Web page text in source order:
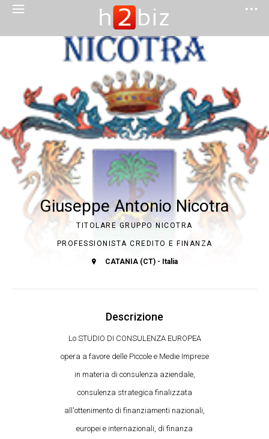
Giuseppe Antonio Nicotra
TITOLARE GRUPPO NICOTRA
PROFESSIONISTA CREDITO E FINANZA
CATANIA (CT) - Italia
Descrizione
Lo STUDIO DI CONSULENZA EUROPEA
opera a favore delle Piccole e Medie Imprese
in materia di consulenza aziendale,
consulenza strategica finalizzata
all'ottenimento di finanziamenti nazionali,
europei e internazionali, di finanza